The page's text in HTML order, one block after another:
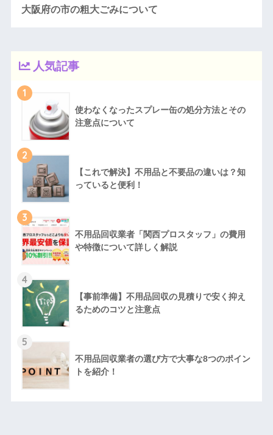
大阪府の市の粗大ごみについて
人気記事
1
使わなくなったスプレー缶の処分方法とその
注意点について
2
【これで解決】不用品と不要品の違いは？知
っていると便利！
3
不用品回収業者「関西プロスタッフ」の費用
や特徴について詳しく解説
4
【事前準備】不用品回収の見積りで安く抑え
るためのコツと注意点
5
不用品回収業者の選び方で大事な8つのポイン
トを紹介！